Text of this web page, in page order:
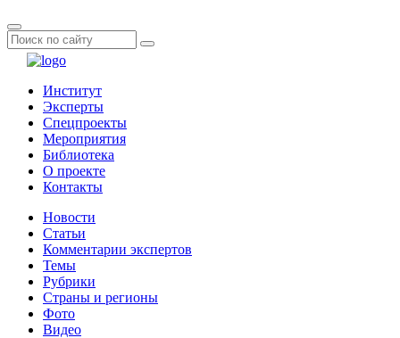
Институт
Эксперты
Спецпроекты
Мероприятия
Библиотека
О проекте
Контакты
Новости
Статьи
Комментарии экспертов
Темы
Рубрики
Страны и регионы
Фото
Видео